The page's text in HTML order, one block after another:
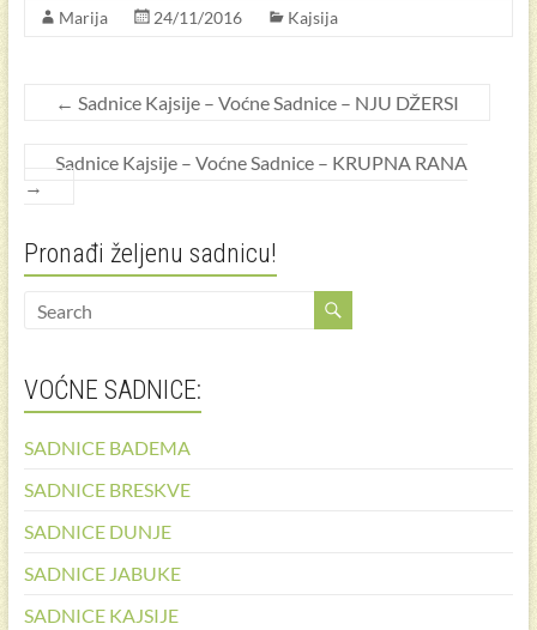
Marija 24/11/2016 Kajsija
← Sadnice Kajsije – Voćne Sadnice – NJU DŽERSI
Sadnice Kajsije – Voćne Sadnice – KRUPNA RANA
→
Pronađi željenu sadnicu!
VOĆNE SADNICE:
SADNICE BADEMA
SADNICE BRESKVE
SADNICE DUNJE
SADNICE JABUKE
SADNICE KAJSIJE